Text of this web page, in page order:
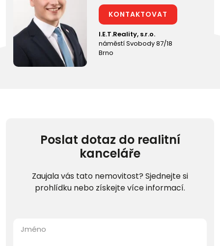
KONTAKTOVAT
I.E.T.Reality, s.r.o.
náměstí Svobody 87/18
Brno
Poslat dotaz do realitní
kanceláře
Zaujala vás tato nemovitost? Sjednejte si
prohlídku nebo získejte více informací.
Jméno